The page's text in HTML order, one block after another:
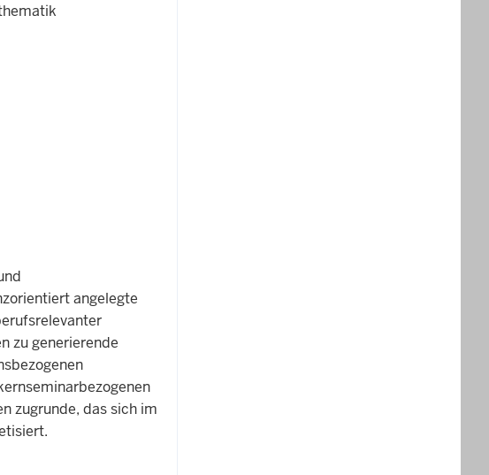
angelegte
zu generierende
zugrunde, das sich im